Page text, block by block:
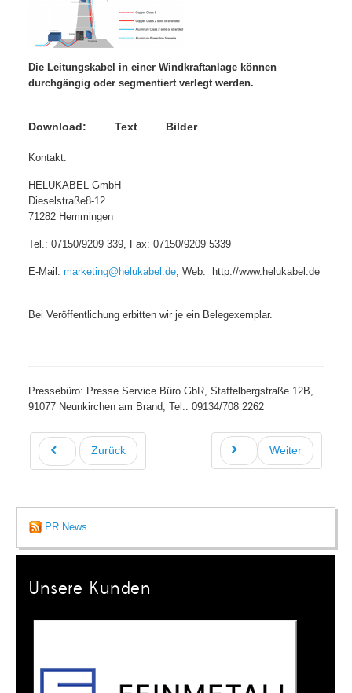
Die Leitungskabel in einer Windkraftanlage können
durchgängig oder segmentiert verlegt werden.
Download: Text Bilder
Kontakt:
HELUKABEL GmbH
Dieselstraße8-12
71282 Hemmingen
Tel.: 07150/9209 339, Fax: 07150/9209 5339
E-Mail:marketing@helukabel.de , Web: http://www.helukabel.de
Bei Veröffentlichung erbitten wir je ein Belegexemplar.
Pressebüro: Presse Service Büro GbR, Staffelbergstraße 12B,
91077 Neunkirchen am Brand, Tel.: 09134/708 2262
Zurück Weiter
PR News
Unsere Kunden